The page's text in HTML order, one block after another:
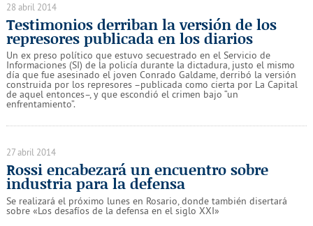
28 abril 2014
Testimonios derriban la versión de los
represores publicada en los diarios
Un ex preso político que estuvo secuestrado en el Servicio de
Informaciones (SI) de la policía durante la dictadura, justo el mismo
día que fue asesinado el joven Conrado Galdame, derribó la versión
construida por los represores –publicada como cierta por La Capital
de aquel entonces–, y que escondió el crimen bajo “un
enfrentamiento”.
27 abril 2014
Rossi encabezará un encuentro sobre
industria para la defensa
Se realizará el próximo lunes en Rosario, donde también disertará
sobre «Los desafíos de la defensa en el siglo XXI»